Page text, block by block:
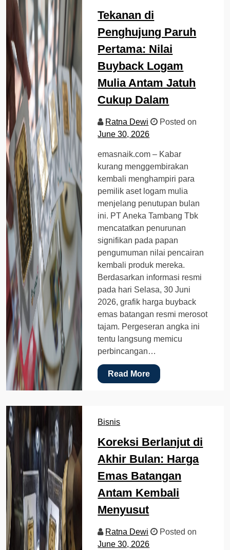
Tekanan di
Penghujung Paruh
Pertama: Nilai
Buyback Logam
Mulia Antam Jatuh
Cukup Dalam
Ratna Dewi
Posted on
June 30, 2026
emasnaik.com – Kabar
kurang menggembirakan
kembali menghampiri para
pemilik aset logam mulia
menjelang penutupan bulan
ini. PT Aneka Tambang Tbk
mencatatkan penurunan
signifikan pada papan
pengumuman nilai pencairan
kembali produk mereka.
Berdasarkan informasi resmi
pada hari Selasa, 30 Juni
2026, grafik harga buyback
emas batangan resmi merosot
tajam. Pergeseran angka ini
tentu langsung memicu
perbincangan…
Read More
Bisnis
Koreksi Berlanjut di
Akhir Bulan: Harga
Emas Batangan
Antam Kembali
Menyusut
Ratna Dewi
Posted on
June 30, 2026